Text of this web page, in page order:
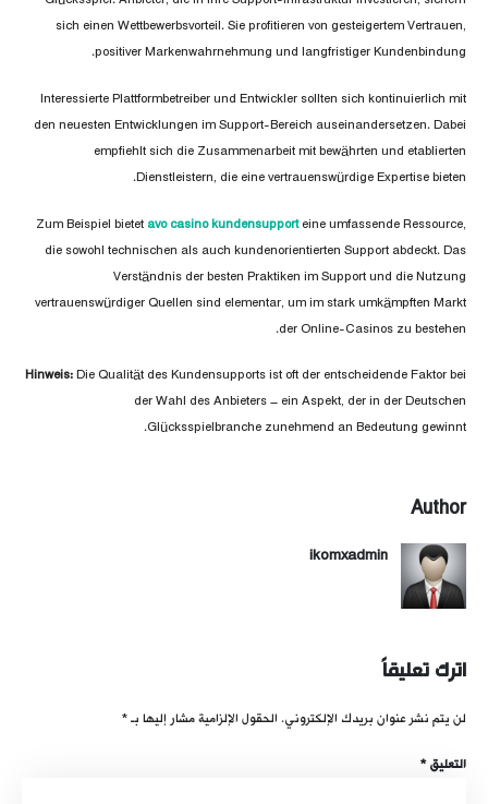
sich einen Wettbewerbsvorteil. Sie profitieren von gesteigertem Vertrauen,
positiver Markenwahrnehmung und langfristiger Kundenbindung.
Interessierte Plattformbetreiber und Entwickler sollten sich kontinuierlich mit
den neuesten Entwicklungen im Support-Bereich auseinandersetzen. Dabei
empfiehlt sich die Zusammenarbeit mit bewährten und etablierten
Dienstleistern, die eine vertrauenswürdige Expertise bieten.
Zum Beispiel bietet avo casino kundensupporteine umfassende Ressource,
die sowohl technischen als auch kundenorientierten Support abdeckt. Das
Verständnis der besten Praktiken im Support und die Nutzung
vertrauenswürdiger Quellen sind elementar, um im stark umkämpften Markt
der Online-Casinos zu bestehen.
Hinweis: Die Qualität des Kundensupports ist oft der entscheidende Faktor bei
der Wahl des Anbieters – ein Aspekt, der in der Deutschen
Glücksspielbranche zunehmend an Bedeutung gewinnt.
Author
ikomxadmin
اترك تعليقاً
لن يتم نشر عنوان بريدك الإلكتروني. الحقول الإلزامية مشار إليها بـ *
التعليق*